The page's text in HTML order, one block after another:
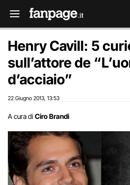
Henry Cavill: 5
sull’attore de
d’acciaio”
22 Giugno 2013 13:53
A cura di Ciro Brandi